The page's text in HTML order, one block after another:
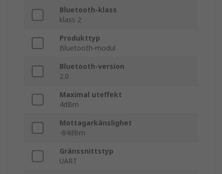
Bluetooth-klass
klass 2
Produkttyp
Bluetooth-modul
Bluetooth-version
2.0
Maximal uteffekt
4dBm
Mottagarkänslighet
-84dBm
Gränssnittstyp
UART